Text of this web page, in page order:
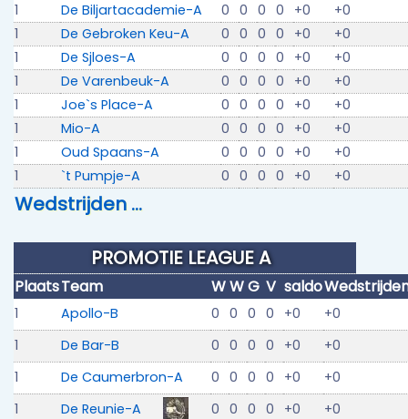
1
De Biljartacademie-A 0 0 0 0 +0
+0
1
De Gebroken Keu-A 0 0 0 0 +0
+0
1
De Sjloes-A 0 0 0 0 +0
+0
1
De Varenbeuk-A 0 0 0 0 +0
+0
1
Joe`s Place-A 0 0 0 0 +0
+0
1
Mio-A 0 0 0 0 +0
+0
1
Oud Spaans-A 0 0 0 0 +0
+0
1
`t Pumpje-A 0 0 0 0 +0 +0
Wedstrijden …
PROMOTIE LEAGUE A
PlaatsTeam WWG V saldo
1 Apollo-B 0 0 0 0 +0
+0
1
De Bar-B 0 0 0 0 +0
+0
1
De Caumerbron-A 0 0 0 0 +0
+0
1
De Reunie-A 0 0 0 0 +0
+0